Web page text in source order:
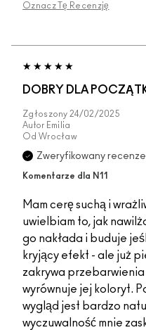
Oznacz Tę Recenzję
DOBRY DLA
Zgłoszony 24/02/2025
Autor Emilia
Od Wrocław
Zweryfikowany
Komentarze dla N11
Mam cerę suchą i
uwielbiam to, jak
go nakłada i buduje
kryjący efekt - ale już
zakrywa przebarwienia
wyrównuje jej koloryt.
wygląd jest bardzo
wyczuwalność mnie